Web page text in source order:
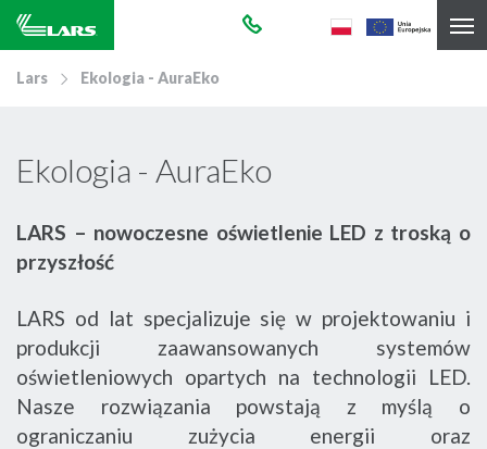
Lars Ekologia - AuraEko
Ekologia - AuraEko
LARS – nowoczesne oświetlenie LED z troską o
przyszłość
LARS od lat specjalizuje się w projektowaniu i
produkcji zaawansowanych systemów
oświetleniowych opartych na technologii LED.
Nasze rozwiązania powstają z myślą o
ograniczaniu zużycia energii oraz